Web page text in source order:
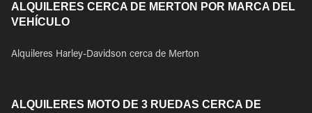
ALQUILERES CERCA DE MERTON POR MARCA DEL
VEHÍCULO
Alquileres Harley-Davidson cerca de Merton
ALQUILERES MOTO DE 3 RUEDAS CERCA DE